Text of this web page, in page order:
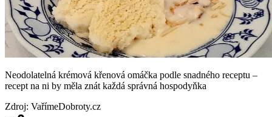
Neodolatelná krémová křenová omáčka podle snadného receptu –
recept na ni by měla znát každá správná hospodyňka
Zdroj: VařímeDobroty.cz